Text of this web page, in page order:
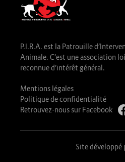
P.I.R.A. est la Patrouille
Animale. C’est une association
reconnue d’intérêt général.
Mentions légales
Politique de confidentialité
Retrouvez-nous sur Facebook
Site développé